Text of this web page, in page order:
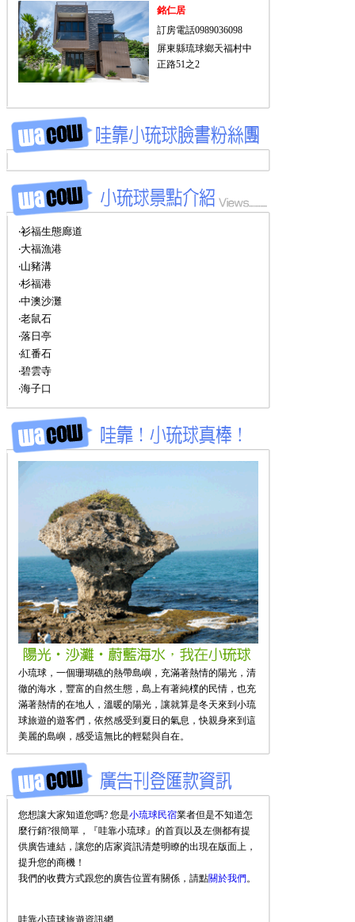
銘仁居
訂房電話0989036098
屏東縣琉球鄉天福村中
正路51之2
‧衫福生態廊道
‧大福漁港
‧山豬溝
‧杉福港
‧中澳沙灘
‧老鼠石
‧落日亭
‧紅番石
‧碧雲寺
‧海子口
小琉球，一個珊瑚礁的熱帶島嶼，充滿著熱情的陽光，清
徹的海水，豐富的自然生態，島上有著純樸的民情，也充
滿著熱情的在地人，溫暖的陽光，讓就算是冬天來到小琉
球旅遊的遊客們，依然感受到夏日的氣息，快親身來到這
美麗的島嶼，感受這無比的輕鬆與自在。
您想讓大家知道您嗎? 您是小琉球民宿業者但是不知道怎
麼行銷?很簡單，『哇靠小琉球』的首頁以及左側都有提
供廣告連結，讓您的店家資訊清楚明瞭的出現在版面上，
提升您的商機！
我們的收費方式跟您的廣告位置有關係，請點關於我們。
哇靠小琉球旅遊資訊網